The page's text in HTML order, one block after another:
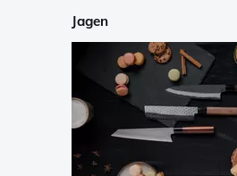
Jagen